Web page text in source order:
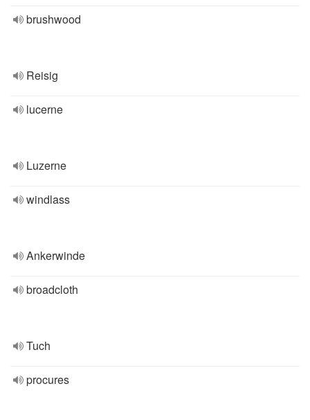
brushwood
Reisig
lucerne
Luzerne
windlass
Ankerwinde
broadcloth
Tuch
procures